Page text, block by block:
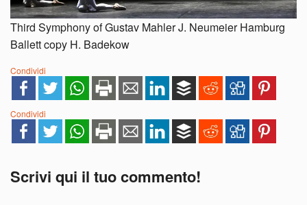
Third Symphony of Gustav Mahler J. Neumeier Hamburg
Ballett copy H. Badekow
Condividi
Condividi
Scrivi qui il tuo commento!